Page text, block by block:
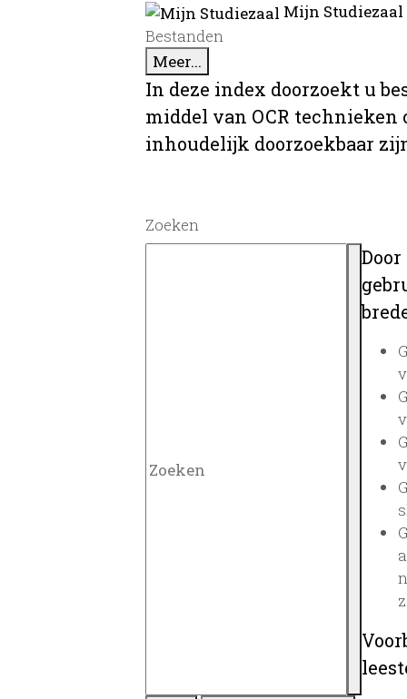
Mijn
Bestanden
Meer...
In deze index doorzoekt u
middel van OCR
inhoudelijk doorzoekbaar
Zoeken